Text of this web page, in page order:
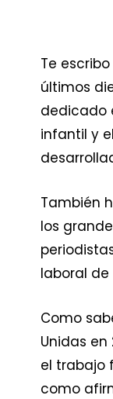
Te
últimos
dedicado
infantil y
También
los
laboral de
Como
Unidas
el trabajo
como